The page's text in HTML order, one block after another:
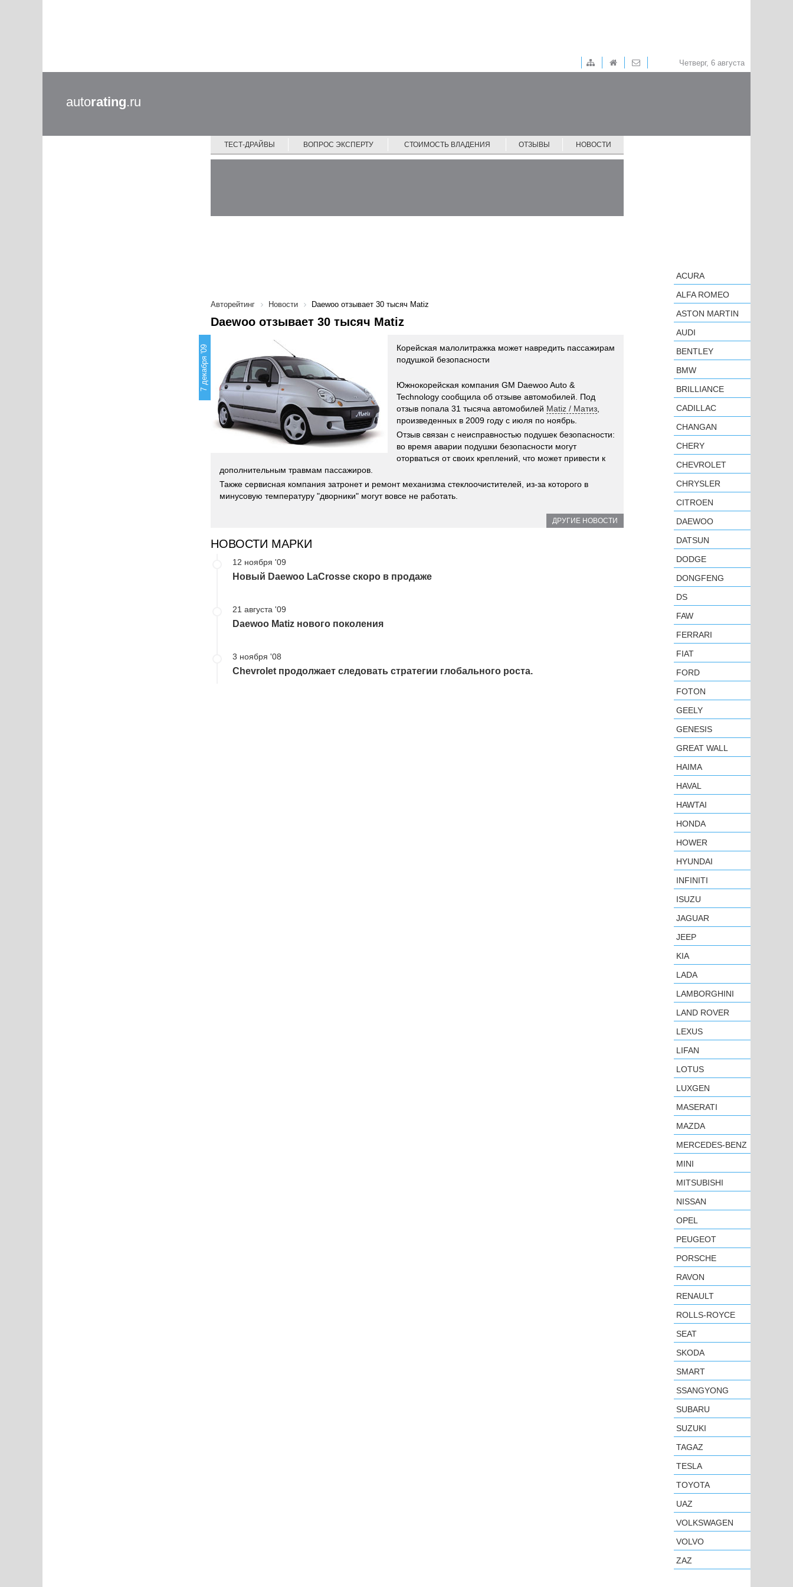
Четверг, 6 августа
autorating.ru
ТЕСТ-ДРАЙВЫ ВОПРОС ЭКСПЕРТУ СТОИМОСТЬ ВЛАДЕНИЯ ОТЗЫВЫ НОВОСТИ
Авторейтинг Новости Daewoo отзывает 30 тысяч Matiz
Daewoo отзывает 30 тысяч Matiz
7 декабря '09
Корейская малолитражка может навредить пассажирам
подушкой безопасности
Южнокорейская компания GM Daewoo Auto &
Technology сообщила об отзыве автомобилей. Под
отзыв попала 31 тысяча автомобилей Matiz / Матиз
произведенных в 2009 году с июля по ноябрь.
Отзыв связан с неисправностью подушек безопасности:
во время аварии подушки безопасности могут
оторваться от своих креплений, что может привести к
дополнительным травмам пассажиров.
Также сервисная компания затронет и ремонт механизма стеклоочистителей, из-за которого в
минусовую температуру "дворники" могут вовсе не работать.
ДРУГИЕ НОВОСТИ
НОВОСТИ МАРКИ
12 ноября '09
Новый Daewoo LaCrosse скоро в продаже
21 августа '09
Daewoo Matiz нового поколения
3 ноября '08
Chevrolet продолжает следовать стратегии глобального роста.
ACURA
ALFA ROMEO
ASTON MARTIN
AUDI
BENTLEY
BMW
BRILLIANCE
CADILLAC
CHANGAN
CHERY
CHEVROLET
CHRYSLER
CITROEN
DAEWOO
DATSUN
DODGE
DONGFENG
DS
FAW
FERRARI
FIAT
FORD
FOTON
GEELY
GENESIS
GREAT WALL
HAIMA
HAVAL
HAWTAI
HONDA
HOWER
HYUNDAI
INFINITI
ISUZU
JAGUAR
JEEP
KIA
LADA
LAMBORGHINI
LAND ROVER
LEXUS
LIFAN
LOTUS
LUXGEN
MASERATI
MAZDA
MERCEDES-BENZ
MINI
MITSUBISHI
NISSAN
OPEL
PEUGEOT
PORSCHE
RAVON
RENAULT
ROLLS-ROYCE
SEAT
SKODA
SMART
SSANGYONG
SUBARU
SUZUKI
TAGAZ
TESLA
TOYOTA
UAZ
VOLKSWAGEN
VOLVO
ZAZ